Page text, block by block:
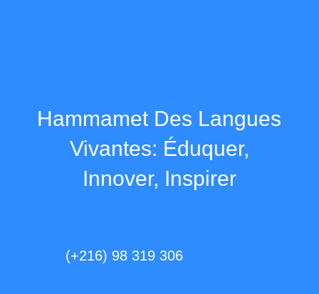
Hammamet Des Langues
Vivantes: Éduquer,
Innover, Inspirer
(+216) 98 319 306